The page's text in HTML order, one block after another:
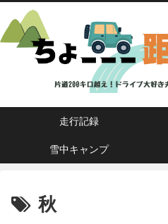
走行記録
雪中キャンプ
秋